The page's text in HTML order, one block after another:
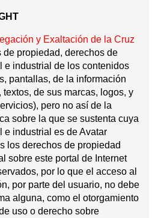
y Exaltación de la Cruz
de propiedad, derechos de
e industrial de los contenidos
pantallas, de la información
de sus marcas, logos, y
pero no así de la
sobre la que se sustenta cuya
e industrial es de Avatar
los derechos de propiedad
sobre este portal de Internet
por lo que el acceso al
por parte del usuario, no debe
alguna, como el otorgamiento
uso o derecho sobre